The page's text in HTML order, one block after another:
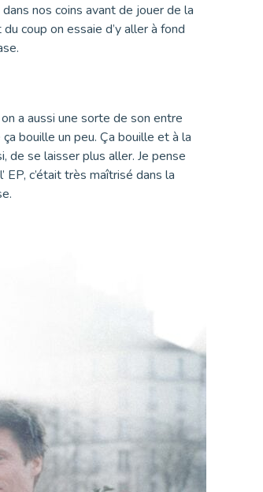
nos coins avant de jouer de la
coup on essaie d’y aller à fond
a aussi une sorte de son entre
bouille un peu. Ça bouille et à la
de se laisser plus aller. Je pense
EP, c’était très maîtrisé dans la